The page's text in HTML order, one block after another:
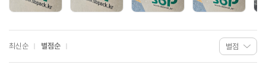
최신순 별점순